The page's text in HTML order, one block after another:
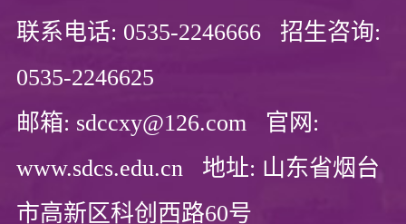
联系电话: 0535-2246666 招生咨询:
0535-2246625
邮箱: sdccxy@126.com 官网:
www.sdcs.edu.cn 地址: 山东省烟台
市高新区科创西路60号